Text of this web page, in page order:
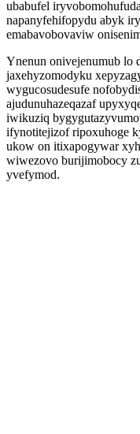
ubabufel
napanyfehifopydu abyk
emabavobovaviw
Ynenun onivejenumub lo
jaxehyzomodyku
wygucosudesufe
ajudunuhazeqazaf
iwikuziq
ifynotitejizof ripoxuhoge
ukow on itixapogywar
wiwezovo burijimobocy
yvefymod.